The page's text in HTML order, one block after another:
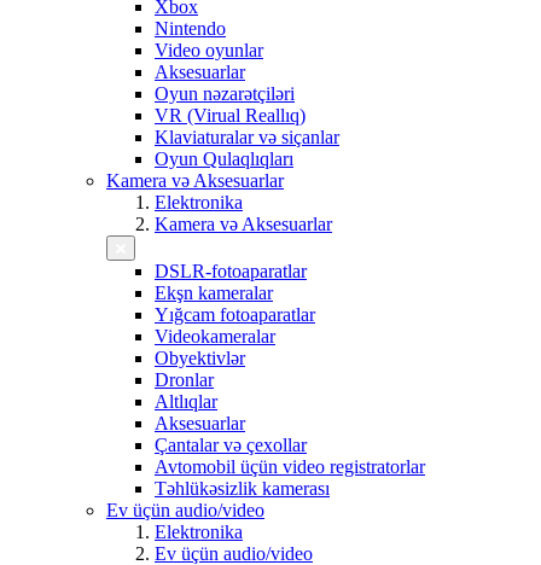
Xbox
Nintendo
Video oyunlar
Aksesuarlar
Oyun nəzarətçiləri
VR (Virual Reallıq)
Klaviaturalar və siçanlar
Oyun Qulaqlıqları
Kamera və Aksesuarlar
Elektronika
Kamera və Aksesuarlar
DSLR-fotoaparatlar
Ekşn kameralar
Yığcam fotoaparatlar
Videokameralar
Obyektivlər
Dronlar
Altlıqlar
Aksesuarlar
Çantalar və çexollar
Avtomobil üçün video registratorlar
Təhlükəsizlik kamerası
Ev üçün audio/video
Elektronika
Ev üçün audio/video